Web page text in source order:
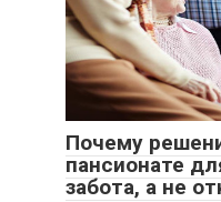
Почему
пансионате
забота, а не